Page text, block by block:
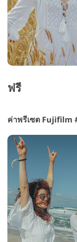
ฟรี
ค่าพรีเซต Fujifilm